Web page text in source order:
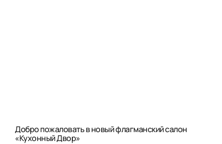
Добро пожаловать в новый флагманский салон
«Кухонный Двор»